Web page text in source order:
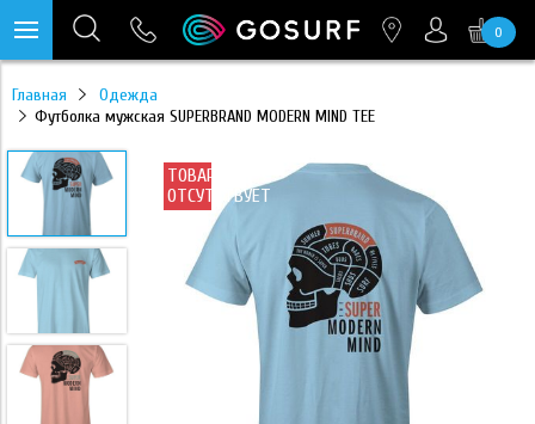
0
Главная
Одежда
Футболка мужская SUPERBRAND MODERN MIND TEE
ТОВАР
ОТСУТСТВУЕТ
https://mc.yandex.ru/pixel/28467905289433451?rnd=%aw_random%